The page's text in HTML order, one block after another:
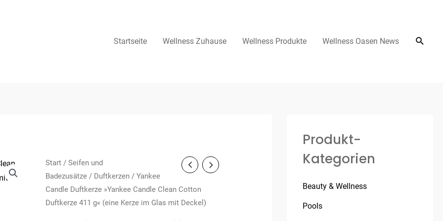
Startseite Wellness Zuhause Wellness Produkte Wellness Oasen News
Start/ Seifen und
Badezusätze/ Duftkerzen/ Yankee
Candle Duftkerze »Yankee Candle Clean Cotton
Duftkerze 411 g« (eine Kerze im Glas mit Deckel)
Produkt-
Kategorien
Beauty & Wellness
Pools